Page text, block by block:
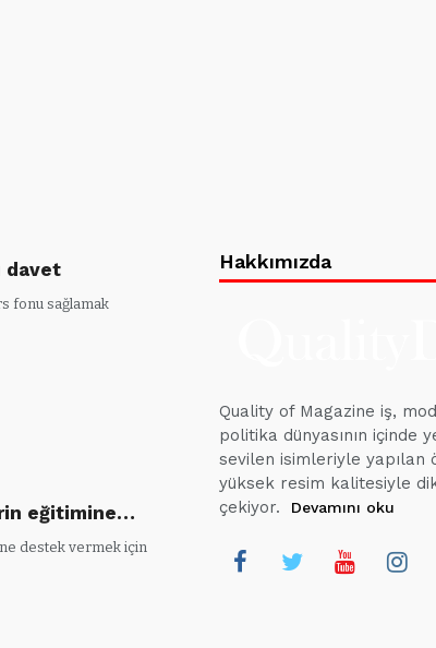
davet
fonu sağlamak
eğitimine…
destek vermek için
Hakkımızda
Quality of Magazine iş,
politika dünyasının içinde
sevilen isimleriyle
yüksek resim kalitesiyle
çekiyor.
Devamını oku